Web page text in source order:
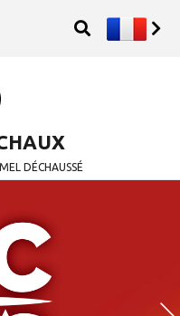
DÉCHAUSSÉ